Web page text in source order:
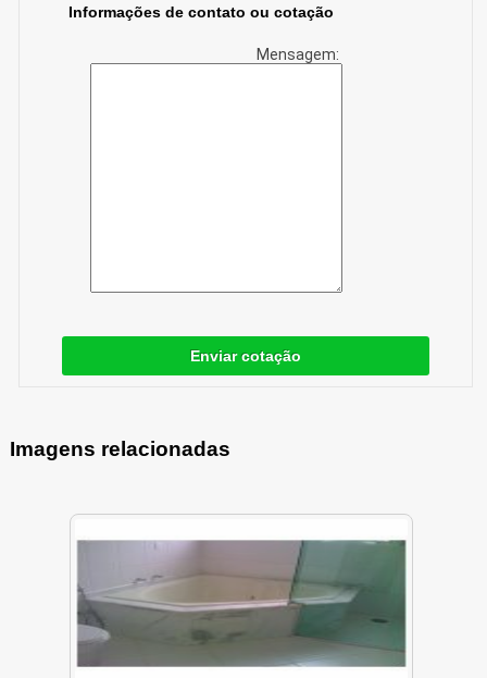
Informações de contato ou cotação
Mensagem:
Enviar cotação
Imagens relacionadas